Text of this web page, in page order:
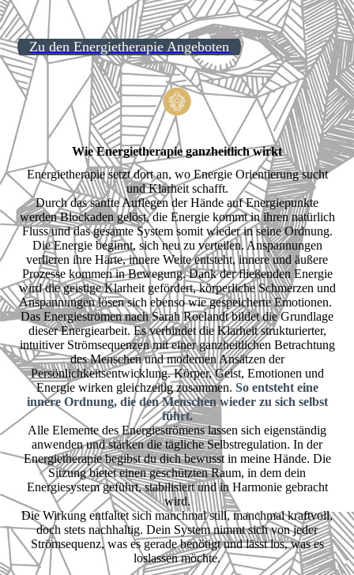
Zu den Energietherapie Angeboten
Wie Energietherapie ganzheitlich wirkt
Energietherapie setzt dort an, wo Energie Orientierung sucht
und Klarheit schafft.
Durch das sanfte Auflegen der Hände auf Energiepunkte
werden Blockaden gelöst, die Energie kommt in ihren natürlich
Fluss und das gesamte System somit wieder in seine Ordnung.
Die Energie beginnt, sich neu zu verteilen. Anspannungen
verlieren ihre Härte, innere Weite entsteht, innere und äußere
Prozesse kommen in Bewegung. Dank der fließenden Energie
wird die geistige Klarheit gefördert, körperliche Schmerzen und
Anspannungen lösen sich ebenso wie gespeicherte Emotionen.
Das Energieströmen nach Sarah Roelandt bildet die Grundlage
dieser Energiearbeit. Es verbindet die Klarheit strukturierter,
intuitiver Strömsequenzen mit einer ganzheitlichen Betrachtung
des Menschen und modernen Ansätzen der
Persönlichkeitsentwicklung. Körper, Geist, Emotionen und
Energie wirken gleichzeitig zusammen. So entsteht eine
innere Ordnung, die den Menschen wieder zu sich selbst
führt.
Alle Elemente des Energieströmens lassen sich eigenständig
anwenden und stärken die tägliche Selbstregulation. In der
Energietherapie begibst du dich bewusst in meine Hände. Die
Sitzung bietet einen geschützten Raum, in dem dein
Energiesystem geführt, stabilisiert und in Harmonie gebracht
wird.
Die Wirkung entfaltet sich manchmal still, manchmal kraftvoll,
doch stets nachhaltig. Dein System nimmt sich von jeder
Strömsequenz, was es gerade benötigt und lässt los, was es
loslassen möchte.